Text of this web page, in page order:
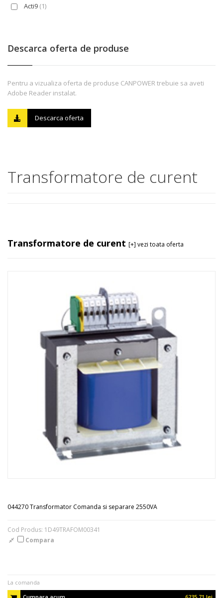
Acti9 (1)
Descarca oferta de produse
Pentru a vizualiza oferta de produse CANPOWER trebuie sa aveti
Adobe Reader instalat.
Descarca oferta
Transformatore de curent
Transformatore de curent [+] vezi toata oferta
044270 Transformator Comanda si separare 2550VA
Cod Produs: 1D49TRAFOM00341
Compara
La comanda